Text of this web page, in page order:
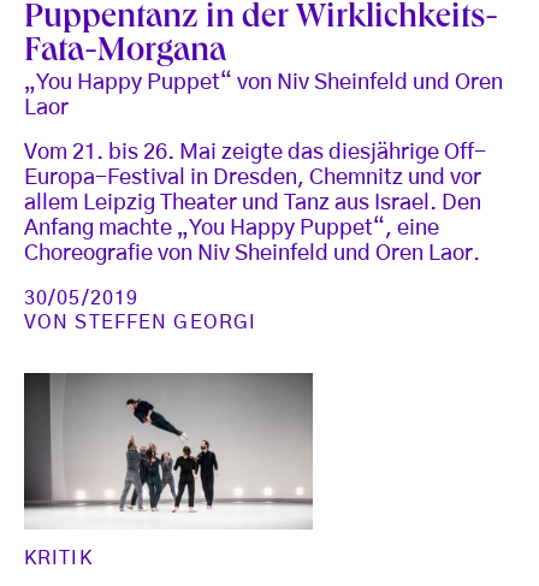
Puppentanz in der Wirklichkeits-
Fata-Morgana
„You Happy Puppet“ von Niv Sheinfeld und Oren
Laor
Vom 21. bis 26. Mai zeigte das diesjährige Off-
Europa-Festival in Dresden, Chemnitz und vor
allem Leipzig Theater und Tanz aus Israel. Den
Anfang machte „You Happy Puppet“, eine
Choreografie von Niv Sheinfeld und Oren Laor.
30/05/2019
VONSTEFFEN GEORGI
KRITIK